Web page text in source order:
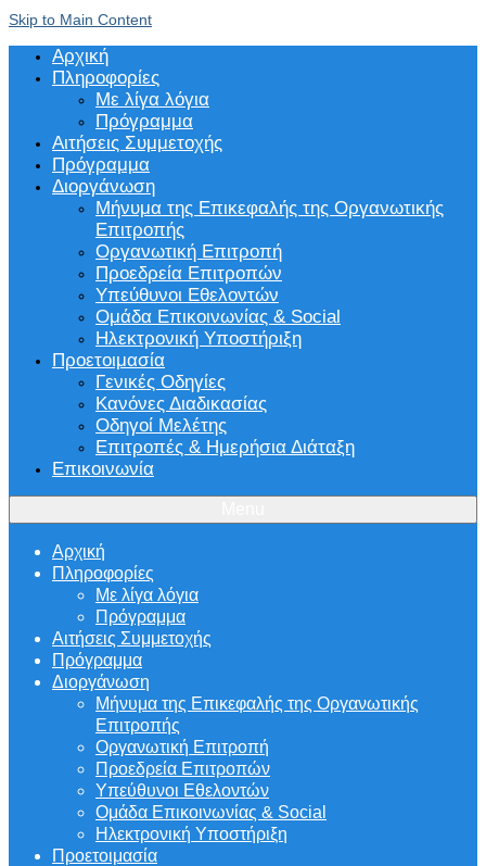
Skip to Main Content
Αρχική
Πληροφορίες
Με λίγα λόγια
Πρόγραμμα
Αιτήσεις Συμμετοχής
Πρόγραμμα
Διοργάνωση
Μήνυμα της Επικεφαλής της Οργανωτικής
Επιτροπής
Οργανωτική Επιτροπή
Προεδρεία Επιτροπών
Υπεύθυνοι Εθελοντών
Ομάδα Επικοινωνίας & Social
Ηλεκτρονική Υποστήριξη
Προετοιμασία
Γενικές Οδηγίες
Κανόνες Διαδικασίας
Οδηγοί Μελέτης
Επιτροπές & Ημερήσια Διάταξη
Επικοινωνία
Αρχική
Πληροφορίες
Με λίγα λόγια
Πρόγραμμα
Αιτήσεις Συμμετοχής
Πρόγραμμα
Διοργάνωση
Μήνυμα της Επικεφαλής της Οργανωτικής
Επιτροπής
Οργανωτική Επιτροπή
Προεδρεία Επιτροπών
Υπεύθυνοι Εθελοντών
Ομάδα Επικοινωνίας & Social
Ηλεκτρονική Υποστήριξη
Προετοιμασία